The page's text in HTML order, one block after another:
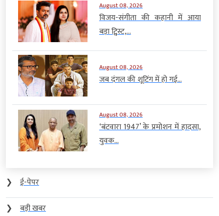
August 08, 2026
विजय-संगीता की कहानी में आया
बड़ा ट्विस्ट,...
August 08, 2026
जब दंगल की शूटिंग में हो गई...
August 08, 2026
‘बंटवारा 1947’ के प्रमोशन में हादसा,
युवक...
❯
ई-पेपर
❯
बड़ी खबर